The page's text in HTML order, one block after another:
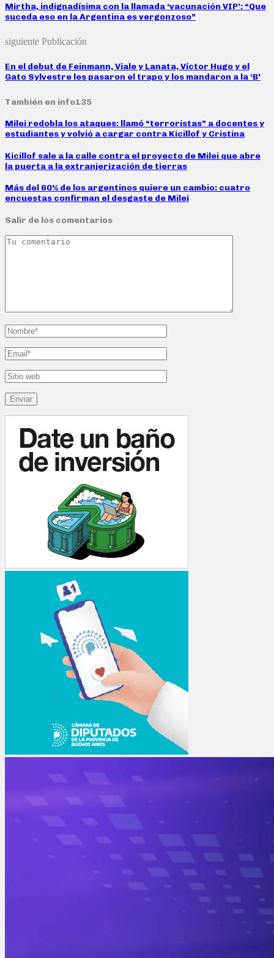
Mirtha, indignadísima con la llamada ‘vacunación VIP’: “Que
suceda eso en la Argentina es vergonzoso”
siguiente Publicación
En el debut de Feinmann, Viale y Lanata, Víctor Hugo y el
Gato Sylvestre les pasaron el trapo y los mandaron a la ‘B’
También en info135
Milei redobla los ataques: llamó “terroristas” a docentes y
estudiantes y volvió a cargar contra Kicillof y Cristina
Kicillof sale a la calle contra el proyecto de Milei que abre
la puerta a la extranjerización de tierras
Más del 60% de los argentinos quiere un cambio: cuatro
encuestas confirman el desgaste de Milei
Salir de los comentarios